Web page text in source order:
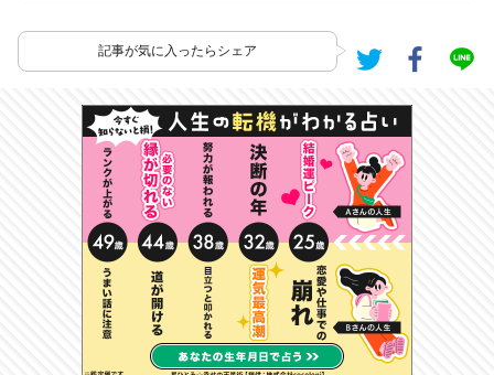
記事が気に入ったらシェア